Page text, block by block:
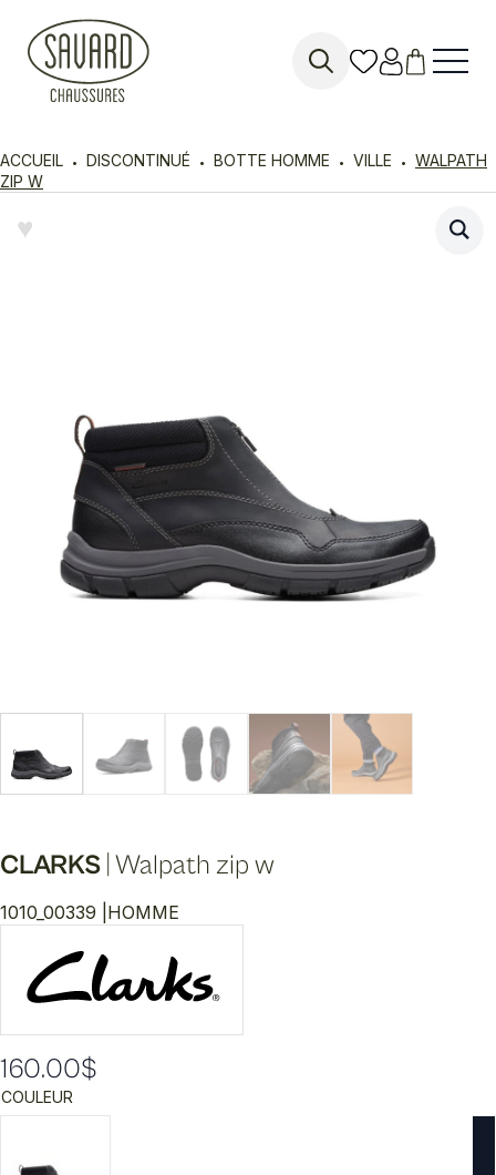
ACCUEIL DISCONTINUÉ BOTTE HOMME VILLE
WALPATH
ZIP W
♥︎
CLARKS Walpath zip w
1010_00339 | HOMME
160.00$
COULEUR